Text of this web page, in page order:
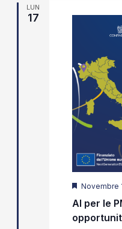
LUN
17
Segnalati
Novembre
AI per le